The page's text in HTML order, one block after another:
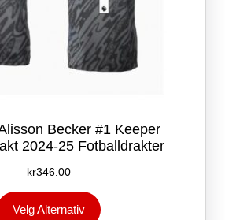
Becker #1 Keeper
2024-25 Fotballdrakter
kr346.00
Velg Alternativ
produktet